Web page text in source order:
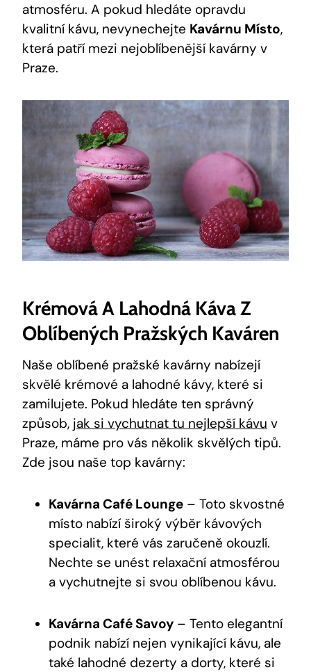
atmosféru. A pokud hledáte opravdu
kvalitní kávu, nevynechejte Kavárnu Místo,
která patří mezi nejoblíbenější kavárny v
Praze.
Krémová A Lahodná Káva Z
Oblíbených Pražských Kaváren
Naše oblíbené pražské kavárny nabízejí
skvělé krémové a lahodné kávy, které si
zamilujete. Pokud hledáte ten správný
způsob, jak si vychutnat tu nejlepší kávu v
Praze, máme pro vás několik skvělých tipů.
Zde jsou naše top kavárny:
Kavárna Café Lounge – Toto skvostné
místo nabízí široký výběr kávových
specialit, které vás zaručeně okouzlí.
Nechte se unést relaxační atmosférou
a vychutnejte si svou oblíbenou kávu.
Kavárna Café Savoy – Tento elegantní
podnik nabízí nejen vynikající kávu, ale
také lahodné dezerty a dorty, které si